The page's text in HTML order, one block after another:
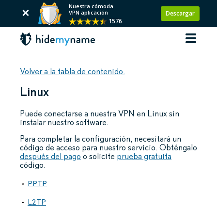
Nuestra cómoda
VPN aplicación
1576
Descargar
Volver a la tabla de contenido.
Linux
Puede conectarse a nuestra VPN en Linux sin
instalar nuestro software.
Para completar la configuración, necesitará un
código de acceso para nuestro servicio. Obténgalo
después del pago o solicite prueba gratuita
código.
PPTP
L2TP